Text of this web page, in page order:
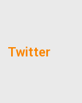
Twitter